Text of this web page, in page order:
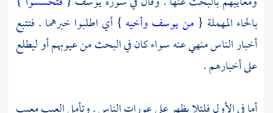
بالحاء المهملة { من يوسف وأخيه } أي اطلبوا خبرهما . فتتبع
أخبار الناس منهي عنه سواء كان في البحث من عيوبهم أو ليطلع
على أخبارهم .